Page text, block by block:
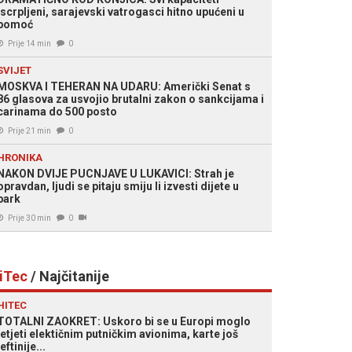
sarajevski vatrogasci hitno upućeni u
Prije 14 min 0
I TEHERAN NA UDARU: Američki Senat s
glasova za usvojio brutalni zakon o sankcijama i
do 500 posto
Prije 21 min 0
DVIJE PUCNJAVE U LUKAVICI: Strah je
ljudi se pitaju smiju li izvesti dijete u
Prije 30 min 0
/ Najčitanije
ZAOKRET: Uskoro bi se u Europi moglo
elektičnim putničkim avionima, karte još